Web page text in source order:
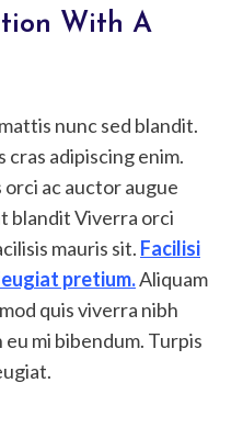
With A
nunc sed blandit.
adipiscing enim.
ac auctor augue
blandit Viverra orci
mauris sit. Facilisi
pretium.Aliquam
quis viverra nibh
mi bibendum. Turpis